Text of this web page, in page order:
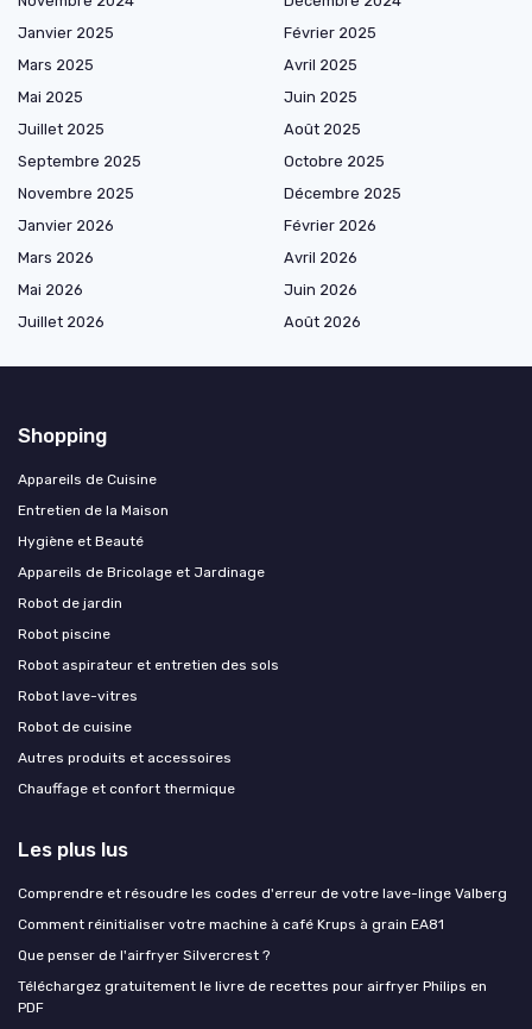
Janvier 2025
Février 2025
Mars 2025
Avril 2025
Mai 2025
Juin 2025
Juillet 2025
Août 2025
Septembre 2025
Octobre 2025
Novembre 2025
Décembre 2025
Janvier 2026
Février 2026
Mars 2026
Avril 2026
Mai 2026
Juin 2026
Juillet 2026
Août 2026
Shopping
Appareils de Cuisine
Entretien de la Maison
Hygiène et Beauté
Appareils de Bricolage et Jardinage
Robot de jardin
Robot piscine
Robot aspirateur et entretien des sols
Robot lave-vitres
Robot de cuisine
Autres produits et accessoires
Chauffage et confort thermique
Les plus lus
Comprendre et résoudre les codes d'erreur de votre lave-linge Valberg
Comment réinitialiser votre machine à café Krups à grain EA81
Que penser de l'airfryer Silvercrest ?
Téléchargez gratuitement le livre de recettes pour airfryer Philips en
PDF